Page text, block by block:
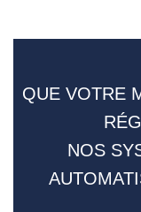
QUE VOTRE
NOS